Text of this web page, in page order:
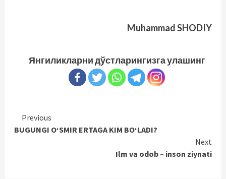
Muhammad SHODIY
Янгиликларни дўстларингизга улашинг
Continue
Reading
Previous
BUGUNGI O‘SMIR ERTAGA KIM BO‘LADI?
Next
Ilm va odob – inson ziynati